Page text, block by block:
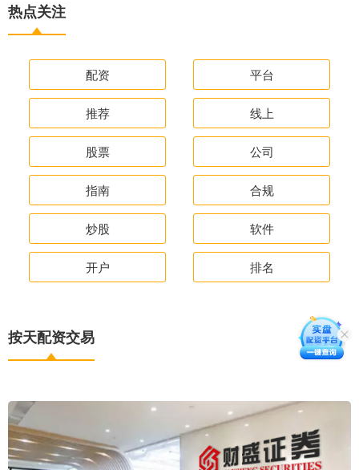
热点关注
配资 平台
推荐 线上
股票 公司
指南 合规
炒股 软件
开户 排名
按天配资交易